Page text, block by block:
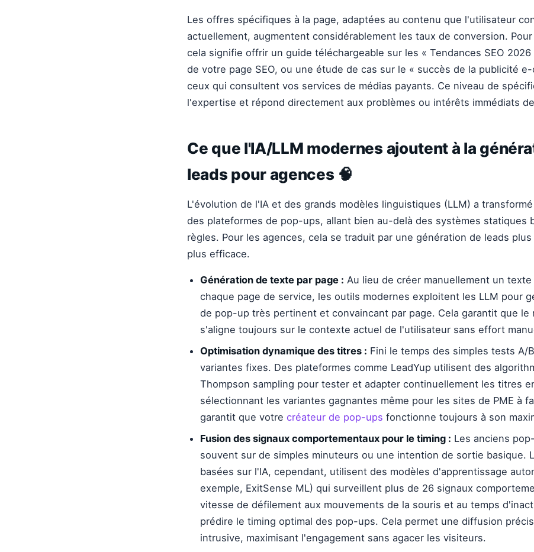
Les offres spécifiques à la page, adaptées au contenu que l'utilisateur
actuellement, augmentent considérablement les taux de conversion.
cela signifie offrir un guide téléchargeable sur les « Tendances SEO
de votre page SEO, ou une étude de cas sur le « succès de la publicité e-
ceux qui consultent vos services de médias payants. Ce niveau de
l'expertise et répond directement aux problèmes ou intérêts immédiats
Ce que l'IA/LLM modernes ajoutent à la
leads pour agences 🧠
L'évolution de l'IA et des grands modèles linguistiques (LLM) a
des plateformes de pop-ups, allant bien au-delà des systèmes statiques
règles. Pour les agences, cela se traduit par une génération de leads
plus efficace.
Génération de texte par page : Au lieu de créer manuellement un
chaque page de service, les outils modernes exploitent les LLM pour
de pop-up très pertinent et convaincant par page. Cela garantit que le
s'aligne toujours sur le contexte actuel de l'utilisateur sans effort
Optimisation dynamique des titres : Fini le temps des simples tests A/
variantes fixes. Des plateformes comme LeadYup utilisent des
Thompson sampling pour tester et adapter continuellement les titres
sélectionnant les variantes gagnantes même pour les sites de PME à
garantit que votre créateur de pop-ups fonctionne toujours à son
Fusion des signaux comportementaux pour le timing : Les anciens
souvent sur de simples minuteurs ou une intention de sortie basique.
basées sur l'IA, cependant, utilisent des modèles d'apprentissage
exemple, ExitSense ML) qui surveillent plus de 26 signaux
vitesse de défilement aux mouvements de la souris et au temps
prédire le timing optimal des pop-ups. Cela permet une diffusion
intrusive, maximisant l'engagement sans agacer les visiteurs.